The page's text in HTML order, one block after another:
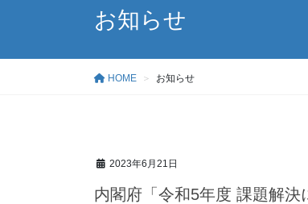
お知らせ
HOME お知らせ
2023年6月21日
内閣府「令和5年度 課題解決